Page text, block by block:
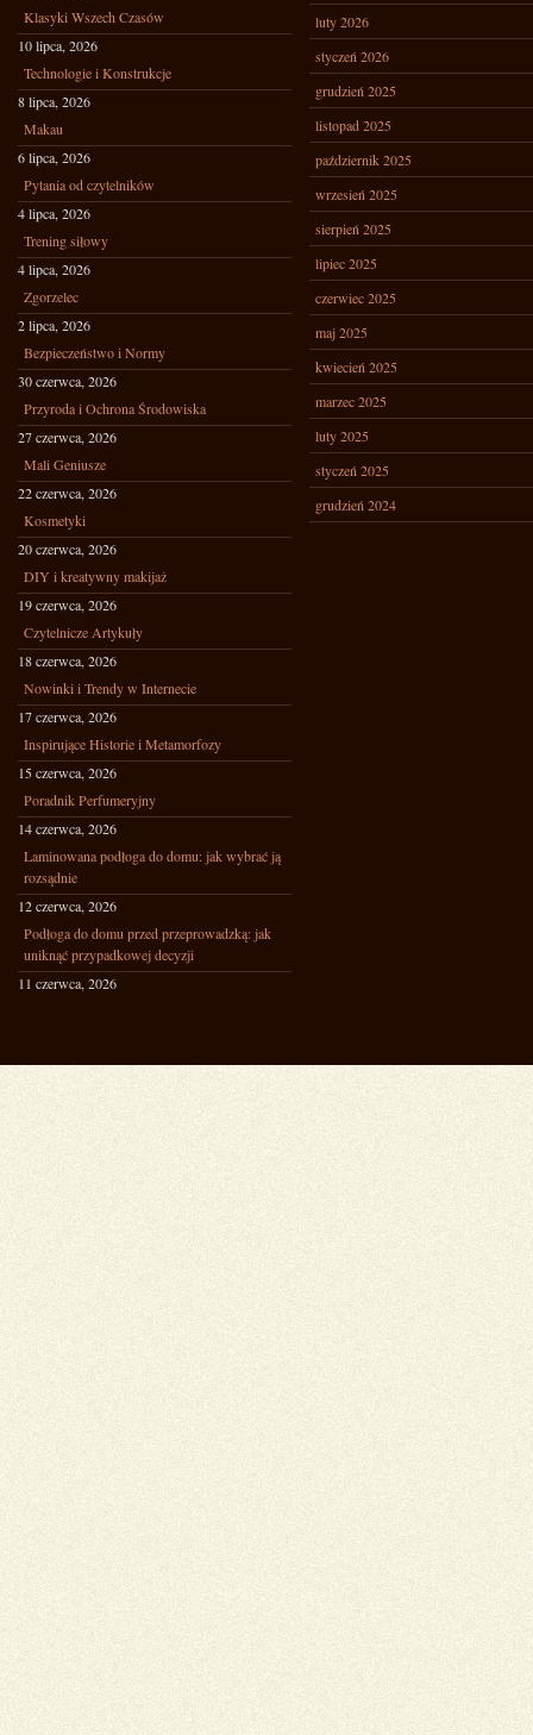
Klasyki Wszech Czasów
10 lipca, 2026
Technologie i Konstrukcje
8 lipca, 2026
Makau
6 lipca, 2026
Pytania od czytelników
4 lipca, 2026
Trening siłowy
4 lipca, 2026
Zgorzelec
2 lipca, 2026
Bezpieczeństwo i Normy
30 czerwca, 2026
Przyroda i Ochrona Środowiska
27 czerwca, 2026
Mali Geniusze
22 czerwca, 2026
Kosmetyki
20 czerwca, 2026
DIY i kreatywny makijaż
19 czerwca, 2026
Czytelnicze Artykuły
18 czerwca, 2026
Nowinki i Trendy w Internecie
17 czerwca, 2026
Inspirujące Historie i Metamorfozy
15 czerwca, 2026
Poradnik Perfumeryjny
14 czerwca, 2026
Laminowana podłoga do domu: jak wybrać ją
rozsądnie
12 czerwca, 2026
Podłoga do domu przed przeprowadzką: jak
uniknąć przypadkowej decyzji
11 czerwca, 2026
luty 2026
styczeń 2026
grudzień 2025
listopad 2025
październik 2025
wrzesień 2025
sierpień 2025
lipiec 2025
czerwiec 2025
maj 2025
kwiecień 2025
marzec 2025
luty 2025
styczeń 2025
grudzień 2024